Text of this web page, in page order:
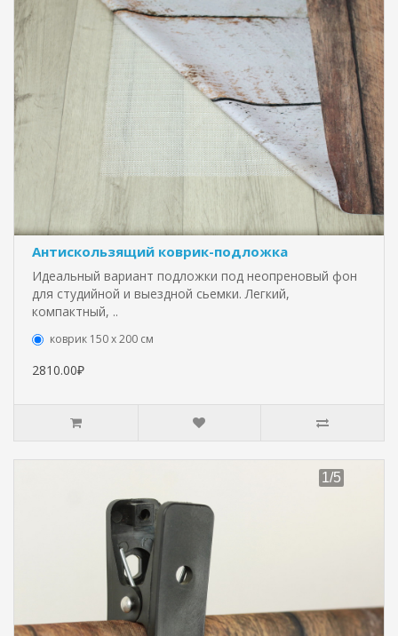
Антискользящий коврик-подложка
Идеальный вариант подложки под неопреновый фон
для студийной и выездной сьемки. Легкий,
компактный, ..
коврик 150 х 200 см
2810.00₽